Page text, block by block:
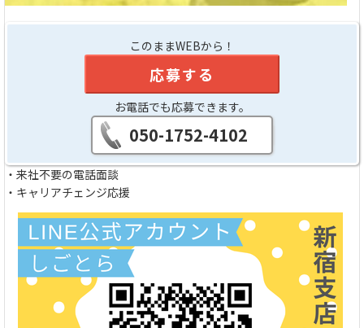
このままWEBから！
応募する
お電話でも応募できます。
050-1752-4102
・来社不要の電話面談
・キャリアチェンジ応援